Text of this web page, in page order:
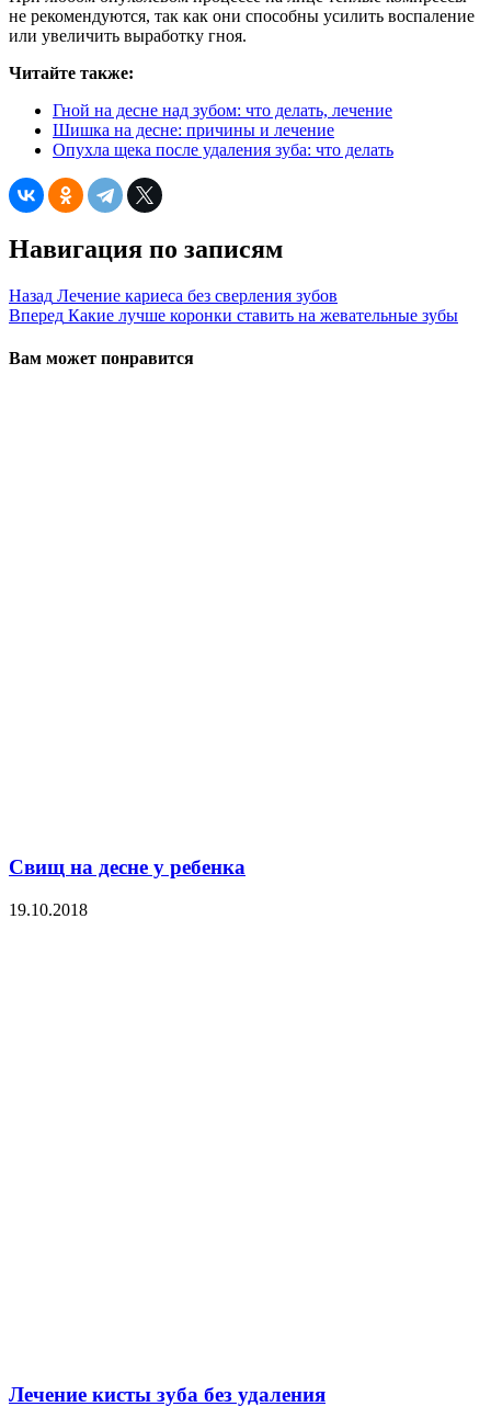
не рекомендуются, так как они способны усилить воспаление
или увеличить выработку гноя.
Читайте также:
Гной на десне над зубом: что делать, лечение
Шишка на десне: причины и лечение
Опухла щека после удаления зуба: что делать
Навигация по записям
Назад Лечение кариеса без сверления зубов
Вперед Какие лучше коронки ставить на жевательные зубы
Вам может понравится
Свищ на десне у ребенка
19.10.2018
Лечение кисты зуба без удаления